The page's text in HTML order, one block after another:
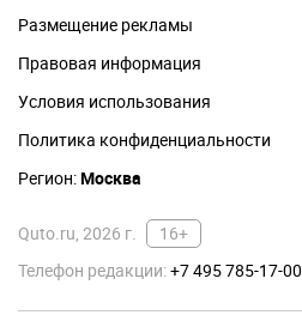
Размещение рекламы
Правовая информация
Условия использования
Политика конфиденциальности
Регион:Москва
Quto.ru, 2026 г.
16+
Телефон редакции:+7 495 785-17-00